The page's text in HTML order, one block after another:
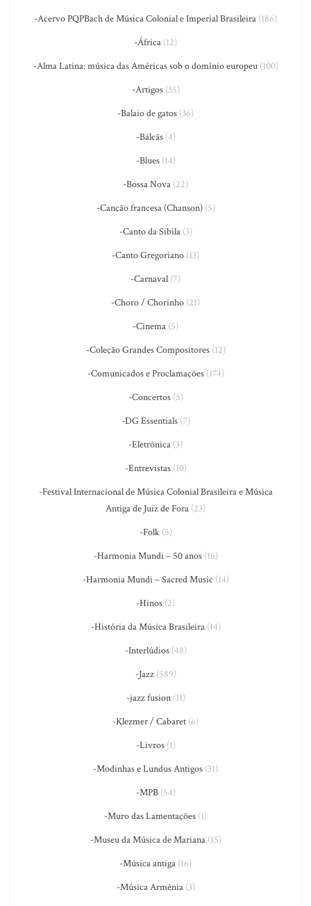
-Acervo PQPBach de Música Colonial e Imperial Brasileira (186)
-África (12)
-Alma Latina: música das Américas sob o domínio europeu(100)
-Artigos(35)
-Balaio de gatos (36)
-Bálcãs(4)
-Blues(14)
-Bossa Nova (22)
-Canção francesa (Chanson)(5)
-Canto da Sibila(3)
-Canto Gregoriano (13)
-Carnaval (7)
-Choro / Chorinho (21)
-Cinema (5)
-Coleção Grandes Compositores(12)
-Comunicados e Proclamações(174)
-Concertos(5)
-DG Essentials(7)
-Eletrônica (3)
-Entrevistas(10)
-Festival Internacional de Música Colonial Brasileira e Música
Antiga de Juiz de Fora (23)
-Folk(5)
-Harmonia Mundi – 50 anos(16)
-Harmonia Mundi – Sacred Music (14)
-Hinos (2)
-História da Música Brasileira(14)
-Interlúdios(48)
-Jazz(589)
-jazz fusion(11)
-Klezmer / Cabaret (6)
-Livros(1)
-Modinhas e Lundus Antigos (31)
-MPB(54)
-Muro das Lamentações (1)
-Museu da Música de Mariana(15)
-Música antiga (16)
-Música Armênia(3)